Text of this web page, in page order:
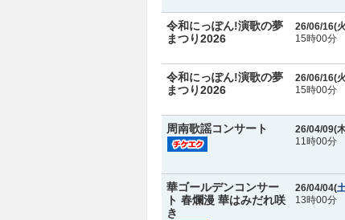
令和にっぽん!演歌の夢
まつり2026
26/06/16(火
15時00分
令和にっぽん!演歌の夢
まつり2026
26/06/16(火
15時00分
周南歌謡コンサート 26/04/09(
11時00分
華ゴールデンコンサー
ト 春爛漫 華はみだれ咲
き
26/04/04(
13時00分